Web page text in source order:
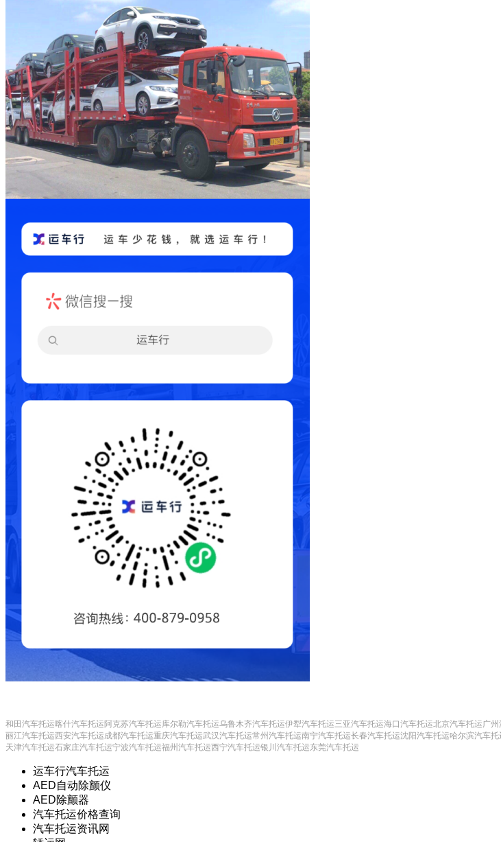
和田汽车托运喀什汽车托运阿克苏汽车托运库尔勒汽车托运乌鲁木齐汽车托运伊犁汽车托运三亚汽车托运海口汽车托运北京汽车托运广州
丽江汽车托运西安汽车托运成都汽车托运重庆汽车托运武汉汽车托运常州汽车托运南宁汽车托运长春汽车托运沈阳汽车托运哈尔滨汽车托
天津汽车托运石家庄汽车托运宁波汽车托运福州汽车托运西宁汽车托运银川汽车托运东莞汽车托运
运车行汽车托运
AED自动除颤仪
AED除颤器
汽车托运价格查询
汽车托运资讯网